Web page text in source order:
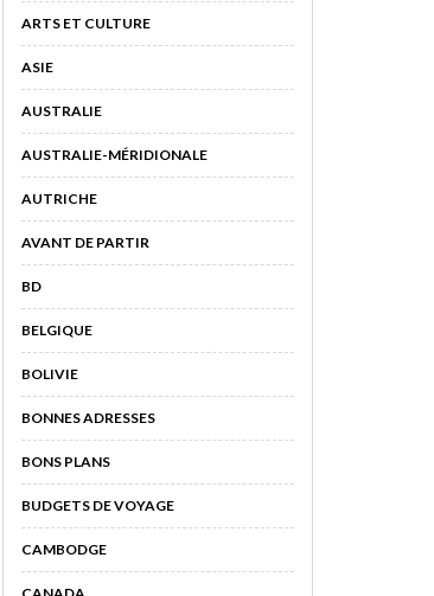
ARTS ET CULTURE
ASIE
AUSTRALIE
AUSTRALIE-MÉRIDIONALE
AUTRICHE
AVANT DE PARTIR
BD
BELGIQUE
BOLIVIE
BONNES ADRESSES
BONS PLANS
BUDGETS DE VOYAGE
CAMBODGE